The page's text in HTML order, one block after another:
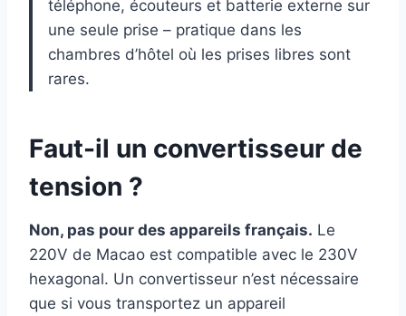
téléphone, écouteurs et batterie externe sur
une seule prise – pratique dans les
chambres d’hôtel où les prises libres sont
rares.
Faut-il un convertisseur de
tension ?
Non, pas pour des appareils français. Le
220V de Macao est compatible avec le 230V
hexagonal. Un convertisseur n’est nécessaire
que si vous transportez un appareil